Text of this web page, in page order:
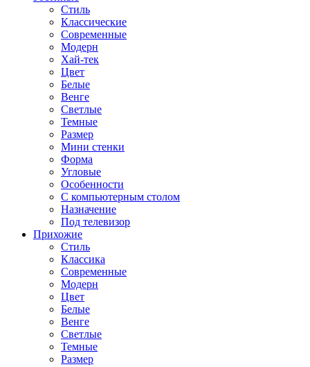
Стиль
Классические
Современные
Модерн
Хай-тек
Цвет
Белые
Венге
Светлые
Темные
Размер
Мини стенки
Форма
Угловые
Особенности
С компьютерным столом
Назначение
Под телевизор
Прихожие
Стиль
Классика
Современные
Модерн
Цвет
Белые
Венге
Светлые
Темные
Размер